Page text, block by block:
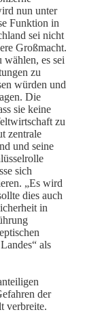
nun unter
Funktion in
sei nicht
Großmacht.
es sei
zu
würden und
Die
sie keine
zu
zentrale
und seine
sich
„Es wird
dies auch
in
als
der
verbreite.